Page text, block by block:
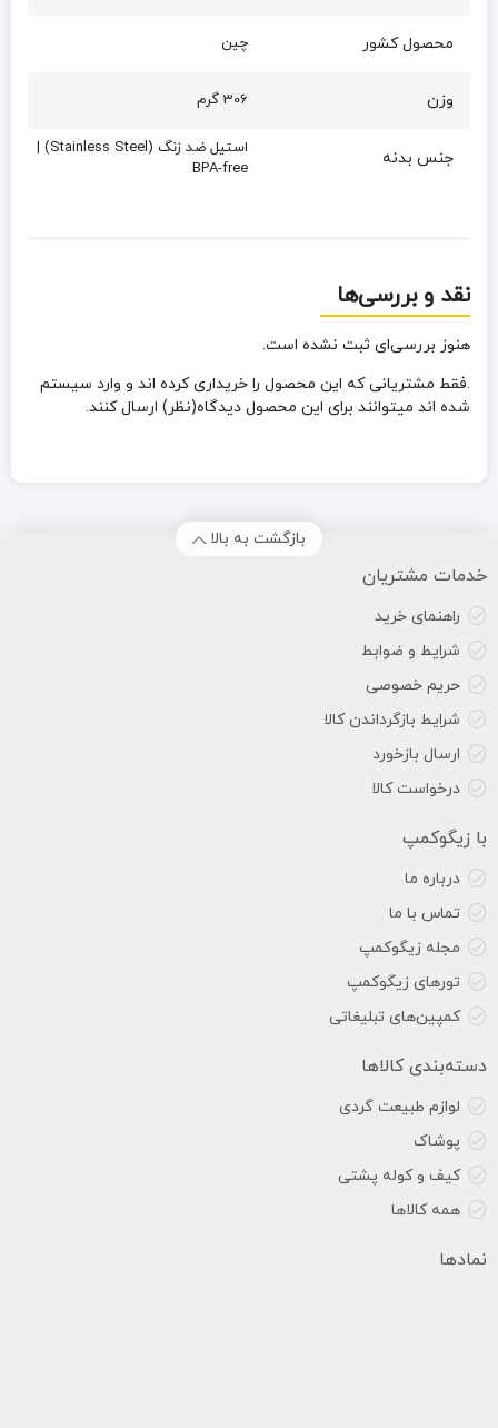
محصول کشور چین
وزن 306 گرم
جنس بدنه
استیل ضد زنگ (Stainless Steel) |
BPA-free
نقد و بررسی‌ها
هنوز بررسی‌ای ثبت نشده است.
.فقط مشتریانی که این محصول را خریداری کرده اند و وارد سیستم
شده اند میتوانند برای این محصول دیدگاه(نظر) ارسال کنند.
بازگشت به بالا
خدمات مشتریان
راهنمای خرید
شرایط و ضوابط
حریم خصوصی
شرایط بازگرداندن کالا
ارسال بازخورد
درخواست کالا
با زیگوکمپ
درباره ما
تماس با ما
مجله زیگوکمپ
تورهای زیگوکمپ
کمپین‌های تبلیغاتی
دسته‌بندی کالاها
لوازم طبیعت گردی
پوشاک
کیف و کوله پشتی
همه کالاها
نمادها